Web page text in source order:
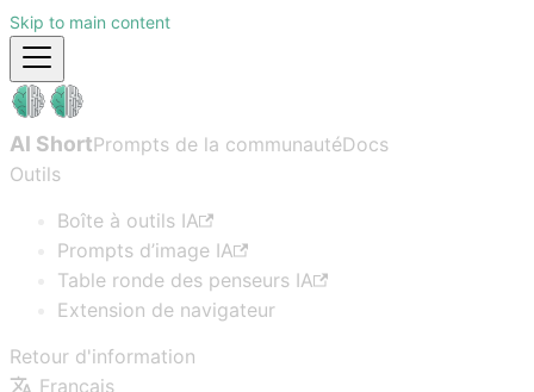
Skip to main content
AI ShortPrompts de la communautéDocs
Outils
Boîte à outils IA
Prompts d’image IA
Table ronde des penseurs IA
Extension de navigateur
Retour d'information
Français